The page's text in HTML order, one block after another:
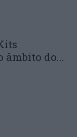
do...